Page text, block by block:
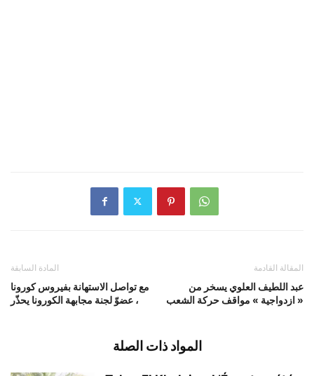
المادة السابقة
مع تواصل الاستهانة بفيروس كورونا
، عضوّ لجنة مجابهة الكورونا يحذّر
المقالة القادمة
عبد اللطيف العلوي يسخر من
« ازدواجية » مواقف حركة الشعب
المواد ذات الصلة